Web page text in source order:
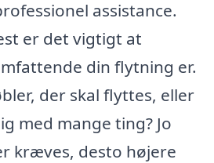
assistance.
er det vigtigt at
din flytning er.
der skal flyttes, eller
med mange ting? Jo
kræves, desto højere